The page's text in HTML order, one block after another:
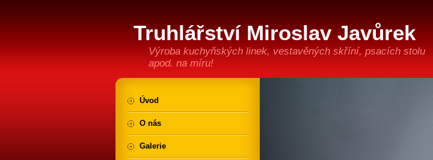
Truhlářství Miroslav Javůrek
Výroba kuchyňských linek, vestavěných skříní, psacích stolu
apod. na míru!
Úvod
O nás
Galerie